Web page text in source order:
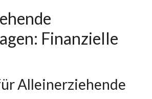
Finanzielle
Alleinerziehende